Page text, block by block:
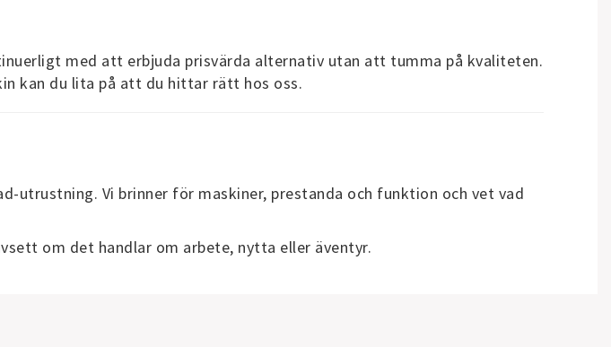
med att erbjuda prisvärda alternativ utan att tumma på kvaliteten.
kan du lita på att du hittar rätt hos oss.
utrustning. Vi brinner för maskiner, prestanda och funktion och vet vad
om det handlar om arbete, nytta eller äventyr.